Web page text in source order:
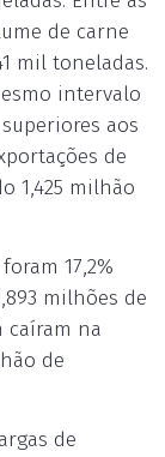
de carne
mil toneladas.
intervalo
aos
de
1,425 milhão
17,2%
milhões de
caíram na
de
de